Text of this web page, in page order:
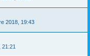
2018, 19:43
21:21